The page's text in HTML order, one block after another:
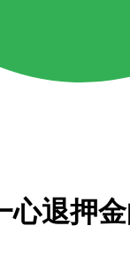
心退押